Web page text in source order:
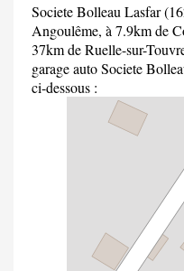
Societe Bolleau Lasfar
Angoulême, à 7.9km de
37km de Ruelle-sur-
garage auto Societe
ci-dessous :